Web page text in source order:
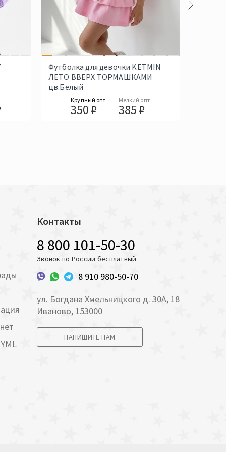
Футболка для девочки KETMIN
ЛЕТО ВВЕРХ ТОРМАШКАМИ
цв.Белый
Крупный опт
350 ₽
Мелкий опт
385 ₽
Контакты
8 800 101-50-30
Звонок по России бесплатный
8 910 980-50-70
ул. Богдана Хмельницкого д. 30А, 18
Иваново, 153000
НАПИШИТЕ НАМ